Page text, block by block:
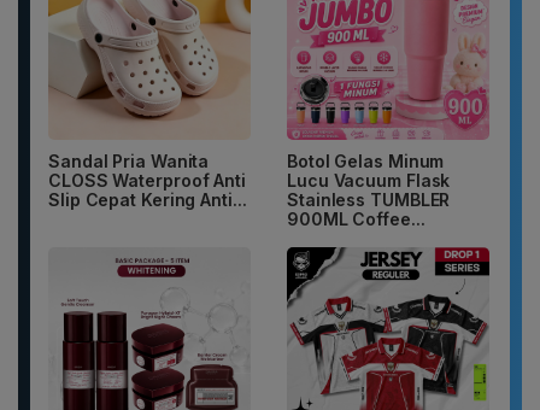
Sandal Pria Wanita
CLOSS Waterproof Anti
Slip Cepat Kering Anti...
Botol Gelas Minum
Lucu Vacuum Flask
Stainless TUMBLER
900ML Coffee...